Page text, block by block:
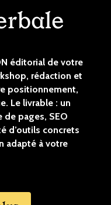
éditorial de votre
rédaction et
positionnement,
Le livrable : un
de pages, SEO
d’outils concrets
adapté à votre